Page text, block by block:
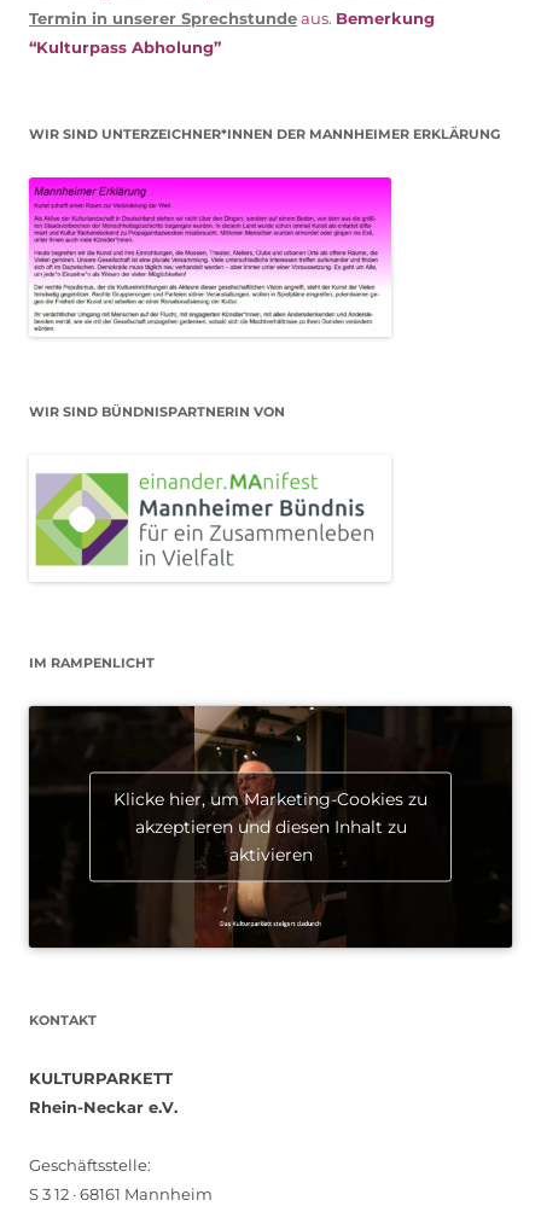
Termin in unserer Sprechstundeaus. Bemerkung
“Kulturpass Abholung”
WIR SIND UNTERZEICHNER*INNEN DER MANNHEIMER ERKLÄRUNG
WIR SIND BÜNDNISPARTNERIN VON
IM RAMPENLICHT
Klicke hier, um Marketing-Cookies zu
akzeptieren und diesen Inhalt zu
aktivieren
KONTAKT
KULTURPARKETT
Rhein-Neckar e.V.
Geschäftsstelle:
S 3 12 · 68161 Mannheim